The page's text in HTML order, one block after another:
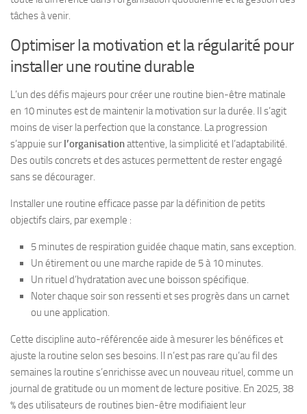
tâches à venir.
Optimiser la motivation et la régularité pour
installer une routine durable
L’un des défis majeurs pour créer une routine bien-être matinale
en 10 minutes est de maintenir la motivation sur la durée. Il s’agit
moins de viser la perfection que la constance. La progression
s’appuie sur l’organisationattentive, la simplicité et l’adaptabilité.
Des outils concrets et des astuces permettent de rester engagé
sans se décourager.
Installer une routine efficace passe par la définition de petits
objectifs clairs, par exemple :
5 minutes de respiration guidée chaque matin, sans exception.
Un étirement ou une marche rapide de 5 à 10 minutes.
Un rituel d’hydratation avec une boisson spécifique.
Noter chaque soir son ressenti et ses progrès dans un carnet
ou une application.
Cette discipline auto-référencée aide à mesurer les bénéfices et
ajuste la routine selon ses besoins. Il n’est pas rare qu’au fil des
semaines la routine s’enrichisse avec un nouveau rituel, comme un
journal de gratitude ou un moment de lecture positive. En 2025, 38
% des utilisateurs de routines bien-être modifiaient leur